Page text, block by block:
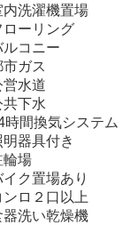
内洗濯機置場
ローリング
ルコニー
市ガス
営水道
共下水
時間換気システム
明器具付き
輪場
イク置場あり
ンロ２口以上
器洗い乾燥機